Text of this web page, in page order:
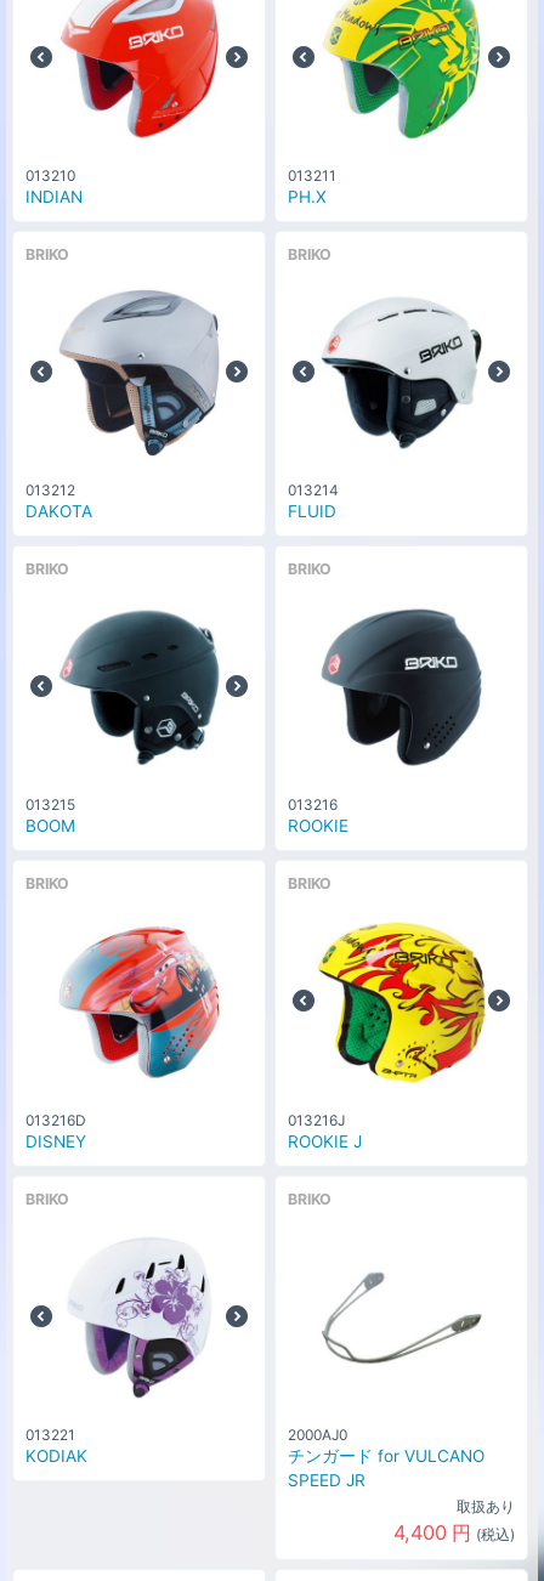
013210
INDIAN
013211
PH.X
BRIKO
013212
DAKOTA
BRIKO
013214
FLUID
BRIKO
013215
BOOM
BRIKO
013216
ROOKIE
BRIKO
013216D
DISNEY
BRIKO
013216J
ROOKIE J
BRIKO
013221
KODIAK
BRIKO
2000AJ0
チンガード for VULCANO
SPEED JR
取扱あり
4,400 円 (税込)